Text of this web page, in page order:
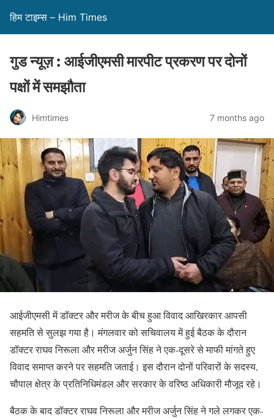
हिम टाइम्स – Him Times
गुड न्यूज़ : आईजीएमसी मारपीट प्रकरण पर दोनों
पक्षों में समझौता
Himtimes 7 months ago
आईजीएमसी में डॉक्टर और मरीज के बीच हुआ विवाद आखिरकार आपसी
सहमति से सुलझ गया है। मंगलवार को सचिवालय में हुई बैठक के दौरान
डॉक्टर राघव निरूला और मरीज अर्जुन सिंह ने एक-दूसरे से माफी मांगते हुए
विवाद समाप्त करने पर सहमति जताई। इस दौरान दोनों परिवारों के सदस्य,
चौपाल क्षेत्र के प्रतिनिधिमंडल और सरकार के वरिष्ठ अधिकारी मौजूद रहे।
बैठक के बाद डॉक्टर राघव निरूला और मरीज अर्जुन सिंह ने गले लगकर एक-